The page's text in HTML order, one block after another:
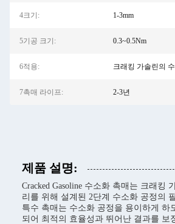
4크기: 1-3mm
5기공 크기: 0.3~0.5Nm
6적용: 크래킹 가솔린의
7촉매 라이프: 2-3년
제품 설명:
Cracked Gasoline 수소화 촉매는 크래킹
리를 위해 설계된 2단계 수소화 공정의
특수 촉매는 수소화 공정을 용이하게 하
되어 최적의 효율성과 뛰어난 결과를 보